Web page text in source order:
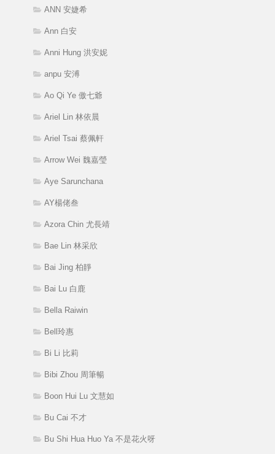
ANN 安婕希
Ann 白安
Anni Hung 洪安妮
anpu 安溥
Ao Qi Ye 傲七爺
Ariel Lin 林依晨
Ariel Tsai 蔡佩軒
Arrow Wei 魏嘉瑩
Aye Sarunchana
AY楊佬叁
Azora Chin 尤長靖
Bae Lin 林采欣
Bai Jing 柏靜
Bai Lu 白鹿
Bella Raiwin
Bell玲惠
Bi Li 比莉
Bibi Zhou 周筆暢
Boon Hui Lu 文慧如
Bu Cai 不才
Bu Shi Hua Huo Ya 不是花火呀